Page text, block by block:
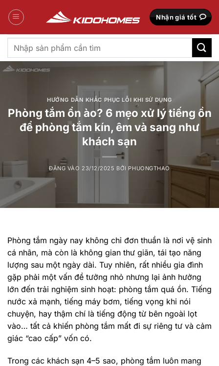
qua
Nhận giá tốt
Tìm
kiếm:
HƯỚNG DẪN KHẮC PHỤC LỖI KHI SỬ DỤNG
Phòng tắm ồn ào? 6 mẹo xử lý tiếng ồn
để phòng tắm kín, êm và sang như
khách sạn
ĐĂNG VÀO 23/12/2025 BỞI PHUONGTHAO
Phòng tắm ngày nay không chỉ đơn thuần là nơi vệ sinh
cá nhân, mà còn là không gian thư giãn, tái tạo năng
lượng sau một ngày dài. Tuy nhiên, rất nhiều gia đình
gặp phải một vấn đề tưởng nhỏ nhưng lại ảnh hưởng
lớn đến trải nghiệm sinh hoạt: phòng tắm quá ồn. Tiếng
nước xả mạnh, tiếng máy bơm, tiếng vọng khi nói
chuyện, hay thậm chí là tiếng động từ bên ngoài lọt
vào… tất cả khiến phòng tắm mất đi sự riêng tư và cảm
giác “cao cấp” vốn có.
Trong các khách sạn 4–5 sao, phòng tắm luôn mang